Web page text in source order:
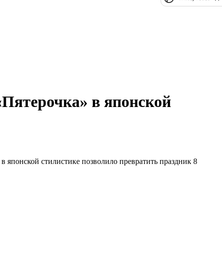
в японской
стилистике позволило превратить праздник 8